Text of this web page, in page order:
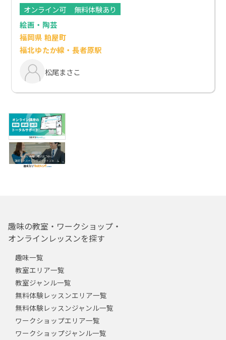
オンライン可
無料体験あり
絵画・陶芸
福岡県 粕屋町
福北ゆたか線・長者原駅
松尾まさこ
趣味の教室・ワークショップ・
オンラインレッスンを探す
趣味一覧
教室エリア一覧
教室ジャンル一覧
無料体験レッスンエリア一覧
無料体験レッスンジャンル一覧
ワークショップエリア一覧
ワークショップジャンル一覧